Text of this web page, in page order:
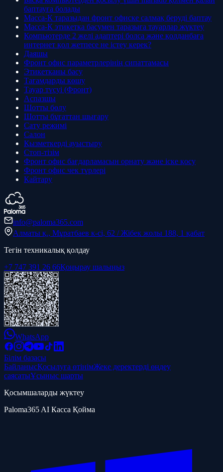
баптауға болады
Масса-К таразыдан фронт офиске салмақ беруді баптау
Масса-К этикетка басумен таразыға тауарлар жүктеу
Компьютерде 2 желі адаптері болса және қолданбаға
интернет қол жетпесе не істеу керек?
Даяшы
Фронт офис параметрлерінің сипаттамасы
Этикетканы басу
Тағамдарды көшу
Тауар түсуі (Фронт)
Аспазшы
Шотты бөлу
Шотты бұғаттан шығару
Сату режимі
Салон
Қызметкерді ауыстыру
Стоп-тізім
Фронт офис бағдарламасын орнату және іске қосу
Фронт офис чек түрлері
Қайтару
info@paloma365.com
Алматы қ., Мұратбаев к-сі, 62 / Жібек жолы 188, 1 қабат
Тегін техникалық қолдау
+7 747 391 26 66Қоңырау шалыңыз
WhatsApp
Білім базасы
БайланысҚосылуға өтінімЖеке деректерді өңдеу
саясатыҰсыныс шарты
Қосымшаларды жүктеу
Paloma365 AI Касса Қойма